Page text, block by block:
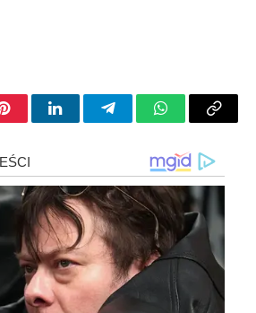
PinterestLinkedInTelegramWhatsApp
Copy